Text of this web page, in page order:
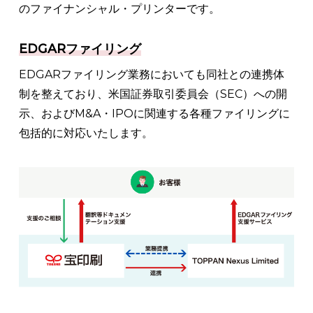
のファイナンシャル・プリンターです。
EDGARファイリング
EDGARファイリング業務においても同社との連携体
制を整えており、米国証券取引委員会（SEC）への開
示、およびM&A・IPOに関連する各種ファイリングに
包括的に対応いたします。